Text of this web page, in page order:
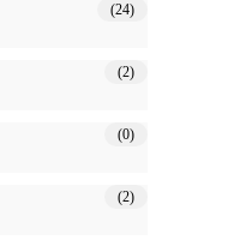
(24)
(2)
(0)
(2)